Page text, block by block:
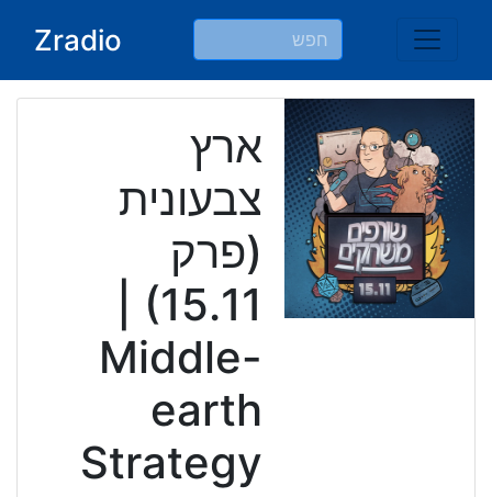
Zradio
ארץ
צבעונית
(פרק
15.11) |
Middle-
earth
Strategy